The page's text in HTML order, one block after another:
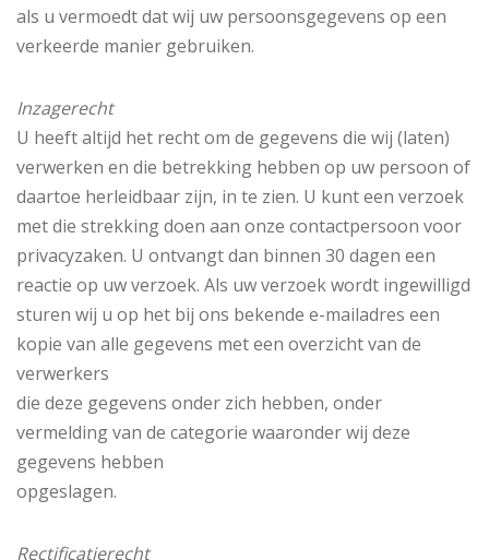
als u vermoedt dat wij uw persoonsgegevens op een
verkeerde manier gebruiken.
Inzagerecht
U heeft altijd het recht om de gegevens die wij (laten)
verwerken en die betrekking hebben op uw persoon of
daartoe herleidbaar zijn, in te zien. U kunt een verzoek
met die strekking doen aan onze contactpersoon voor
privacyzaken. U ontvangt dan binnen 30 dagen een
reactie op uw verzoek. Als uw verzoek wordt ingewilligd
sturen wij u op het bij ons bekende e-mailadres een
kopie van alle gegevens met een overzicht van de
verwerkers
die deze gegevens onder zich hebben, onder
vermelding van de categorie waaronder wij deze
gegevens hebben
opgeslagen.
Rectificatierecht